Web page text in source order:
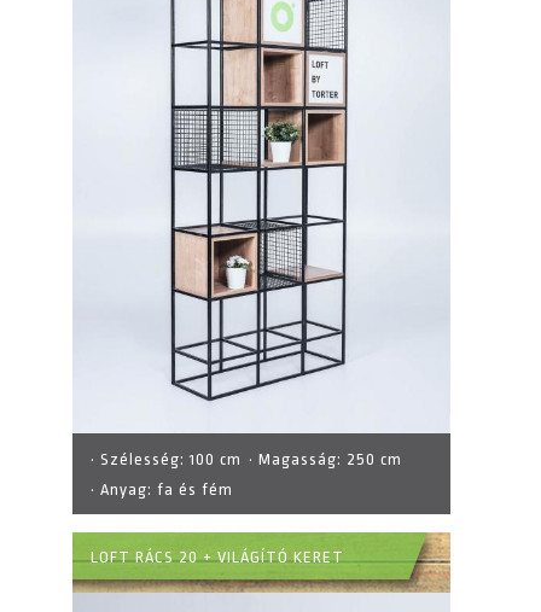
· Szélesség:100 cm · Magasság: 250 cm
· Anyag: fa és fém
LOFT RÁCS 20 + VILÁGÍTÓ KERET